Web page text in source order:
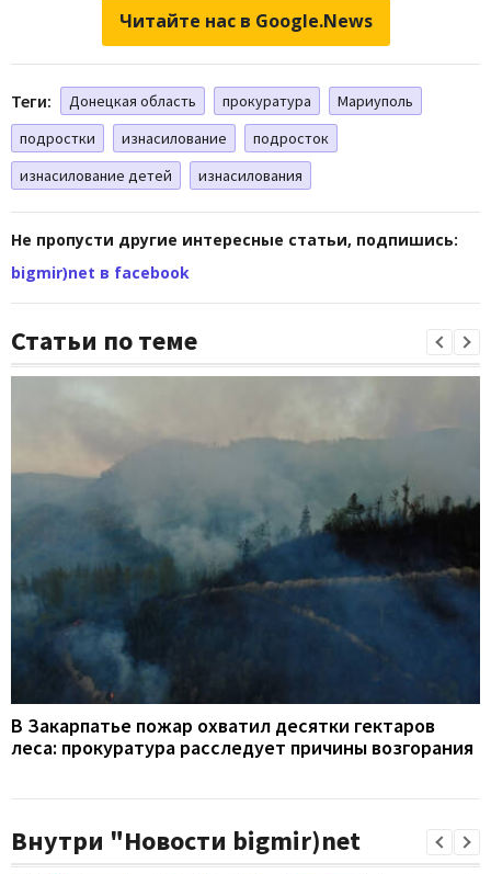
Читайте нас в Google.News
Теги: Донецкая область прокуратура
Мариуполь
подростки
изнасилование
подросток
изнасилование детей
изнасилования
Не пропусти другие интересные статьи, подпишись:
bigmir)net в facebook
Статьи по теме
В Закарпатье пожар охватил десятки гектаров
леса: прокуратура расследует причины возгорания
Внутри "Новости bigmir)net